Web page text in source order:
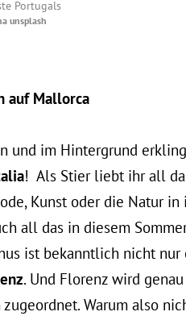
Portugals
unsplash
auf Mallorca
und im Hintergrund
! Als Stier liebt ihr all
Kunst oder die Natur in
all das in diesem
ist bekanntlich nicht nur
. Und Florenz wird
Warum also